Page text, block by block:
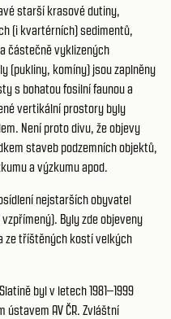
starší krasové dutiny,
(i kvartérních) sedimentů,
částečně vyklizených
(pukliny, komíny) jsou zaplněny
s bohatou fosilní faunou a
vertikální prostory byly
Není proto divu, že objevy
staveb podzemních objektů,
a výzkumu apod.
nejstarších obyvatel
Byly zde objeveny
ze tříštěných kostí velkých
byl v letech 1981–1999
AV ČR. Zvláštní